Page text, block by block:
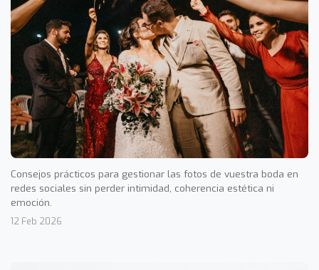
Consejos prácticos para gestionar las fotos de vuestra boda en
redes sociales sin perder intimidad, coherencia estética ni
emoción.
12 Feb 2026